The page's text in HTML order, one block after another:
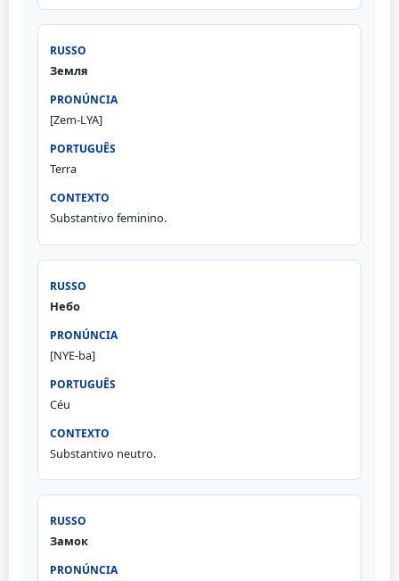
Земля
[Zem-LYA]
Terra
Substantivo feminino.
Небо
[NYE-ba]
Céu
Substantivo neutro.
Замок